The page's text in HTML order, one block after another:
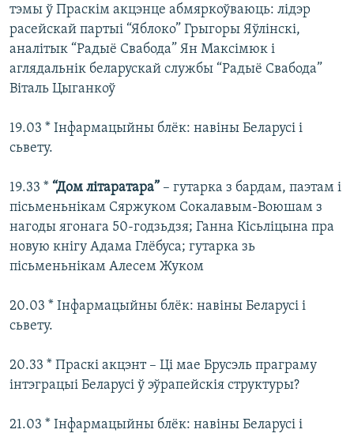
тэмы ў Праскім акцэнце абмяркоўваюць: лідэр
расейскай партыі “Яблоко” Грыгоры Яўлінскі,
аналітык “Радыё Свабода” Ян Максімюк і
аглядальнік беларускай службы “Радыё Свабода”
Віталь Цыганкоў
19.03 * Інфармацыйны блёк: навіны Беларусі і
сьвету.
19.33 * “Дом літаратара” – гутарка з бардам, паэтам і
пісьменьнікам Сяржуком Сокалавым-Воюшам з
нагоды ягонага 50-годзьдзя; Ганна Кісьліцына пра
новую кнігу Адама Глёбуса; гутарка зь
пісьменьнікам Алесем Жуком
20.03 * Інфармацыйны блёк: навіны Беларусі і
сьвету.
20.33 * Праскі акцэнт – Ці мае Брусэль праграму
інтэграцыі Беларусі ў эўрапейскія структуры?
21.03 * Інфармацыйны блёк: навіны Беларусі і